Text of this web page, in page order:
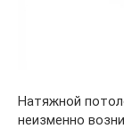
Натяжной
неизменно